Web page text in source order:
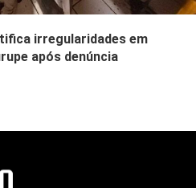
irregularidades em
após denúncia